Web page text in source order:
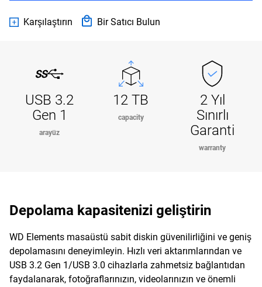
Karşılaştırın Bir Satıcı Bulun
USB 3.2
Gen 1
arayüz
12 TB
capacity
2 Yıl
Sınırlı
Garanti
warranty
Depolama kapasitenizi geliştirin
WD Elements masaüstü sabit diskin güvenilirliğini ve geniş
depolamasını deneyimleyin. Hızlı veri aktarımlarından ve
USB 3.2 Gen 1/USB 3.0 cihazlarla zahmetsiz bağlantıdan
faydalanarak, fotoğraflarınızın, videolarınızın ve önemli